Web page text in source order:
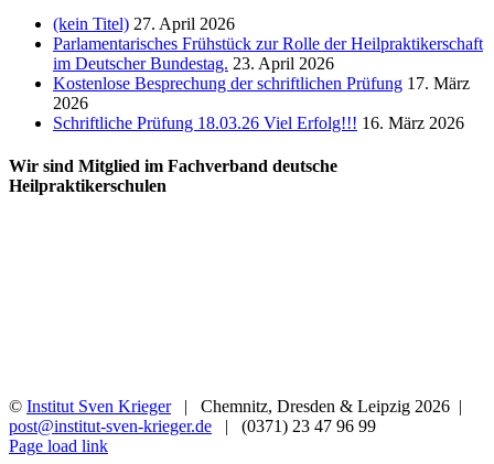
(kein Titel) 27. April 2026
Parlamentarisches Frühstück zur Rolle der Heilpraktikerschaft
im Deutscher Bundestag. 23. April 2026
Kostenlose Besprechung der schriftlichen Prüfung 17. März
2026
Schriftliche Prüfung 18.03.26 Viel Erfolg!!! 16. März 2026
Wir sind Mitglied im Fachverband deutsche
Heilpraktikerschulen
© Institut Sven Krieger| Chemnitz, Dresden & Leipzig 2026 |
post@institut-sven-krieger.de | (0371) 23 47 96 99
Facebook
YouTube
Instagram
Rss
Page load link